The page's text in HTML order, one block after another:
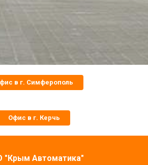
в г. Симферополь
Офис в г. Керчь
"Крым Автоматика"